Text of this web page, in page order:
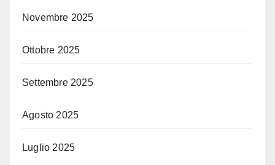
Novembre 2025
Ottobre 2025
Settembre 2025
Agosto 2025
Luglio 2025